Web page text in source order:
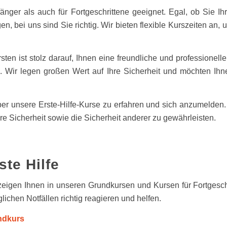
als auch für Fortgeschrittene geeignet. Egal, ob Sie
bei uns sind Sie richtig. Wir bieten flexible Kurszeiten an,
ist stolz darauf, Ihnen eine freundliche und
Wir legen großen Wert auf Ihre Sicherheit und möchten
unsere Erste-Hilfe-Kurse zu erfahren und sich
Sicherheit sowie die Sicherheit anderer zu gewährleisten.
Hilfe
Ihnen in unseren Grundkursen und Kursen für
Notfällen richtig reagieren und helfen.